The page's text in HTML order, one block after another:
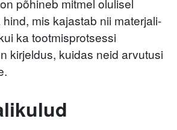
põhineb mitmel olulisel
mis kajastab nii materjali-
ka tootmisprotsessi
kirjeldus, kuidas neid arvutusi